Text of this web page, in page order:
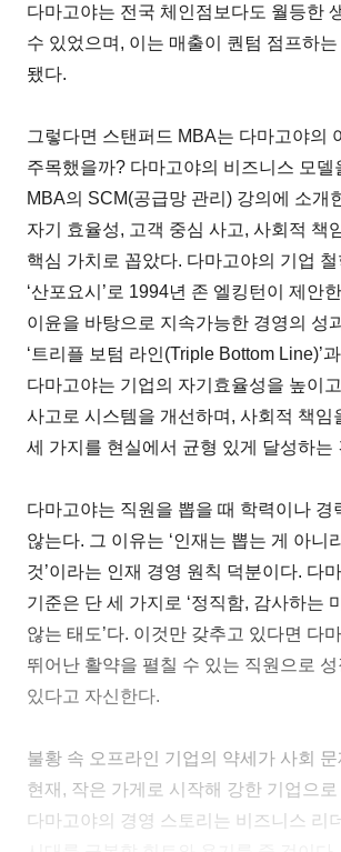
다마고야는 전국 체인점보다도 월등한
수 있었으며, 이는 매출이 퀀텀 점프하는
됐다.
그렇다면 스탠퍼드 MBA는 다마고야의
주목했을까? 다마고야의 비즈니스 모델
MBA의 SCM(공급망 관리) 강의에 소개
자기 효율성, 고객 중심 사고, 사회적 책
핵심 가치로 꼽았다. 다마고야의 기업 철
‘산포요시’로 1994년 존 엘킹턴이 제안
이윤을 바탕으로 지속가능한 경영의 성
‘트리플 보텀 라인(Triple Bottom Line)’
다마고야는 기업의 자기효율성을 높이
사고로 시스템을 개선하며, 사회적 책임
세 가지를 현실에서 균형 있게 달성하는
다마고야는 직원을 뽑을 때 학력이나 경
않는다. 그 이유는 ‘인재는 뽑는 게 아니
것’이라는 인재 경영 원칙 덕분이다. 다
기준은 단 세 가지로 ‘정직함, 감사하는
않는 태도’다. 이것만 갖추고 있다면 다
뛰어난 활약을 펼칠 수 있는 직원으로
있다고 자신한다.
불황 속 오프라인 기업의 약세가 사회
현재, 작은 가게로 시작해 강한 기업으
다마고야의 경영 스토리는 비즈니스 리